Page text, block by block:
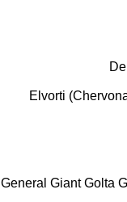
Elvorti
General Giant Golta